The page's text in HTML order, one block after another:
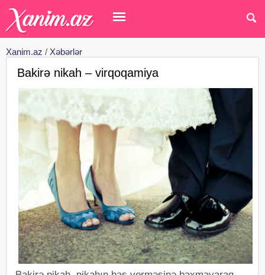
Xanim.az / Xəbərlər
Bakirə nikah – virqoqamiya